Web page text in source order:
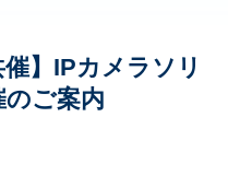
催】IPカメラソリ
のご案内